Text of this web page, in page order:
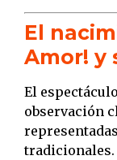
El
Amor! y
El
observación
tradicionales.